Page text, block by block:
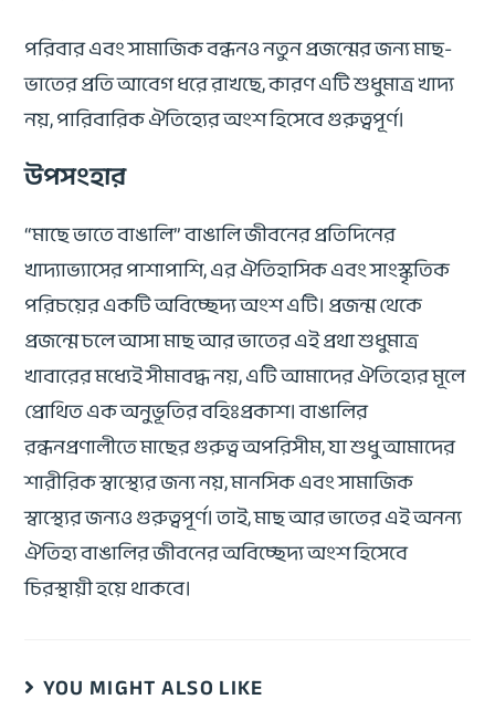
পরিবার এবং সামাজিক বন্ধনও নতুন প্রজন্মের জন্য মাছ-
ভাতের প্রতি আবেগ ধরে রাখছে, কারণ এটি শুধুমাত্র খাদ্য
নয়, পারিবারিক ঐতিহ্যের অংশ হিসেবে গুরুত্বপূর্ণ।
উপসংহার
“মাছে ভাতে বাঙালি” বাঙালি জীবনের প্রতিদিনের
খাদ্যাভ্যাসের পাশাপাশি, এর ঐতিহাসিক এবং সাংস্কৃতিক
পরিচয়ের একটি অবিচ্ছেদ্য অংশ এটি। প্রজন্ম থেকে
প্রজন্মে চলে আসা মাছ আর ভাতের এই প্রথা শুধুমাত্র
খাবারের মধ্যেই সীমাবদ্ধ নয়, এটি আমাদের ঐতিহ্যের মূলে
প্রোথিত এক অনুভূতির বহিঃপ্রকাশ। বাঙালির
রন্ধনপ্রণালীতে মাছের গুরুত্ব অপরিসীম, যা শুধু আমাদের
শারীরিক স্বাস্থ্যের জন্য নয়, মানসিক এবং সামাজিক
স্বাস্থ্যের জন্যও গুরুত্বপূর্ণ। তাই, মাছ আর ভাতের এই অনন্য
ঐতিহ্য বাঙালির জীবনের অবিচ্ছেদ্য অংশ হিসেবে
চিরস্থায়ী হয়ে থাকবে।
YOU MIGHT ALSO LIKE